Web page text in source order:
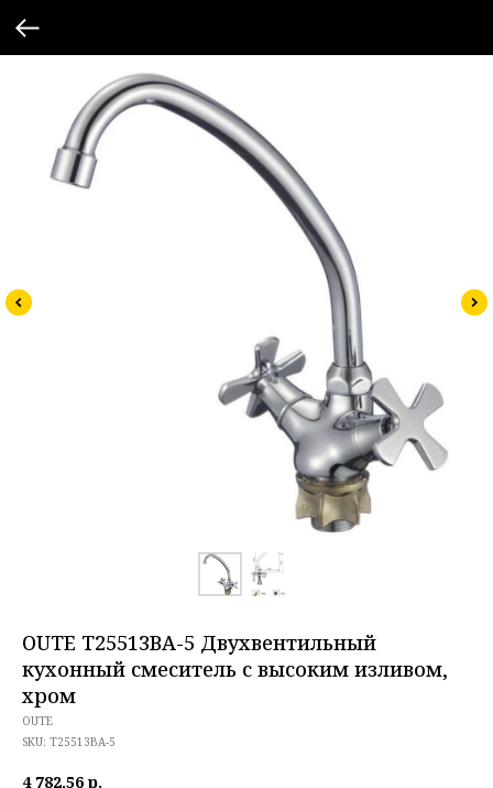
OUTE T25513BA-5 Двухвентильный
кухонный смеситель с высоким изливом,
хром
OUTE
SKU: T25513BA-5
4 782,56 р.